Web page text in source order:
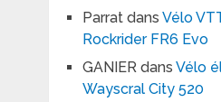
Parratdans Vélo
Rockrider FR6 Evo
GANIERdans Vélo
Wayscral City 520